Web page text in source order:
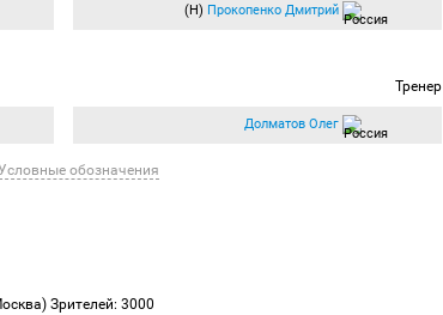
(Н) Прокопенко Дмитрий
Тренер
Долматов Олег
обозначения
Зрителей: 3000